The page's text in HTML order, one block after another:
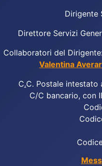
Dirigente
Direttore Servizi
Collaboratori del
Valentina
C.C. Postale intestato
C/C bancario, con